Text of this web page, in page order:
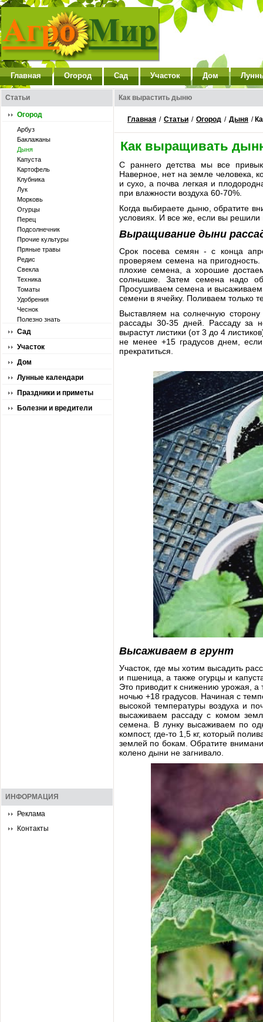
Главная Огород Сад Участок Дом
Статьи
Огород
Арбуз
Баклажаны
Дыня
Капуста
Картофель
Клубника
Лук
Морковь
Огурцы
Перец
Подсолнечник
Прочие культуры
Пряные травы
Редис
Свекла
Техника
Томаты
Удобрения
Чеснок
Полезно знать
Сад
Участок
Дом
Лунные календари
Праздники и приметы
Болезни и вредители
ИНФОРМАЦИЯ
Реклама
Контакты
Как вырастить дыню
Главная / Статьи / Огород / Дыня /
Как выращивать
С раннего детства мы все
Наверное, нет на земле человека,
и сухо, а почва легкая и
при влажности воздуха 60-70%.
Когда выбираете дыню, обратите
условиях. И все же, если вы решили
Выращивание дыни
Срок посева семян - с конца
проверяем семена на
плохие семена, а хорошие
солнышке. Затем семена надо
Просушиваем семена и
семени в ячейку. Поливаем только
Выставляем на солнечную
рассады 30-35 дней. Рассаду за
вырастут листики (от 3 до 4
не менее +15 градусов днем,
прекратиться.
Высаживаем в грунт
Участок, где мы хотим высадить
и пшеница, а также огурцы и
Это приводит к снижению урожая, а
ночью +18 градусов. Начиная с
высокой температуры воздуха и
высаживаем рассаду с комом
семена. В лунку высаживаем по
компост, где-то 1,5 кг, который
землей по бокам. Обратите
колено дыни не загнивало.